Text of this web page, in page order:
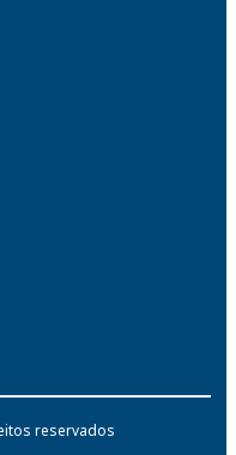
reservados